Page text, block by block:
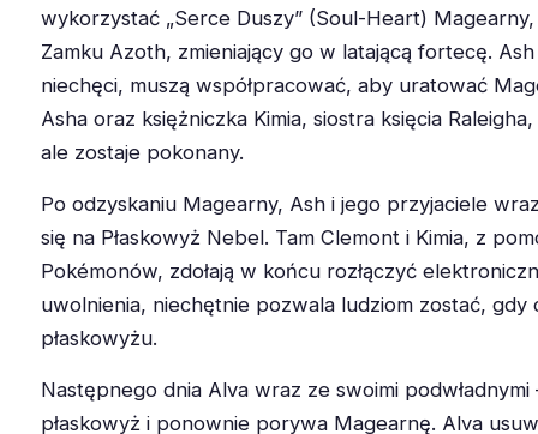
wykorzystać „Serce Duszy” (Soul-Heart)
Zamku Azoth, zmieniający go w latającą fortecę.
niechęci, muszą współpracować, aby uratować
Asha oraz księżniczka Kimia, siostra księcia
ale zostaje pokonany.
Po odzyskaniu Magearny, Ash i jego przyjaciele
się na Płaskowyż Nebel. Tam Clemont i Kimia, z
Pokémonów, zdołają w końcu rozłączyć
uwolnienia, niechętnie pozwala ludziom zostać, gdy
płaskowyżu.
Następnego dnia Alva wraz ze swoimi podwładnymi
płaskowyż i ponownie porywa Magearnę. Alva